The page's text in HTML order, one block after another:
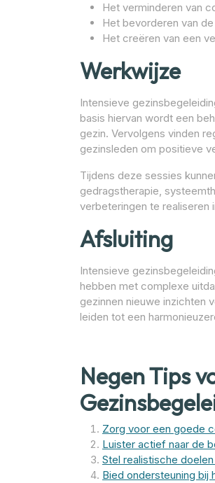
Het verminderen van
Het bevorderen van
Het creëren van een
Werkwijze
Intensieve
basis hiervan wordt een
gezin. Vervolgens vinden
gezinsleden om positieve
Tijdens deze sessies
gedragstherapie,
verbeteringen te realiseren
Afsluiting
Intensieve
hebben met complexe
gezinnen nieuwe inzichten
leiden tot een
Negen Tips
Zorg voor een goede
Luister actief naar de
Stel realistische
Bied ondersteuning bij